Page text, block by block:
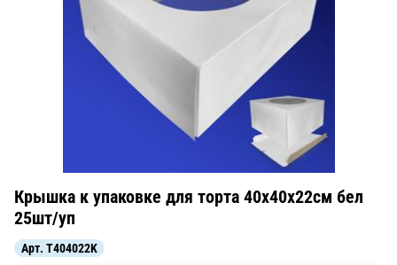
Крышка к упаковке для торта 40х40х22см бел
25шт/уп
Арт. T404022K